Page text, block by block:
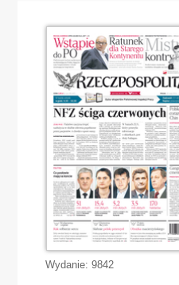
Wydanie: 9842